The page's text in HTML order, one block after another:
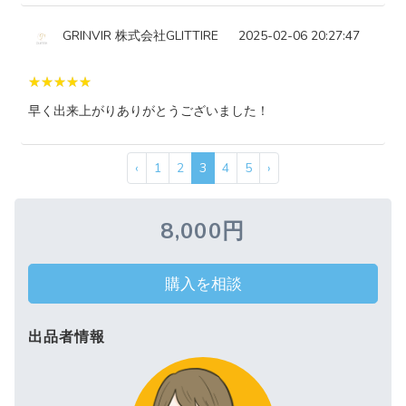
GRINVIR 株式会社GLITTIRE 2025-02-06 20:27:47
早く出来上がりありがとうございました！
‹ 1 2 3 4 5 ›
8,000円
購入を相談
出品者情報